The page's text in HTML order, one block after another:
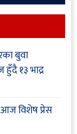
बुवा
हुँदै१३ भाद्र
आज विशेष प्रेस